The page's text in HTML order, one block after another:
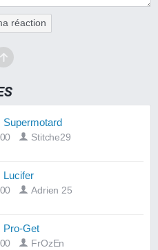
réaction
Supermotard
Stitche29
Lucifer
Adrien 25
Pro-Get
FrOzEn